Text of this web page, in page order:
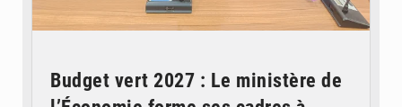
Budget vert 2027 : Le ministère de